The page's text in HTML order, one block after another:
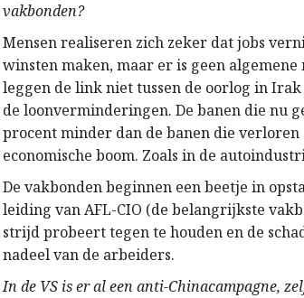
vakbonden?
Mensen realiseren zich zeker dat jobs
winsten maken, maar er is geen
leggen de link niet tussen de oorlog in
de loonverminderingen. De banen die nu
procent minder dan de banen die
economische boom. Zoals in de
De vakbonden beginnen een beetje in
leiding van AFL-CIO (de belangrijkste
strijd probeert tegen te houden en de
nadeel van de arbeiders.
In de VS is er al een anti-Chinacampagne,